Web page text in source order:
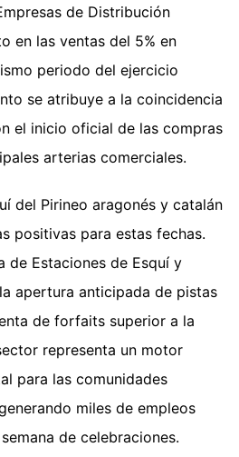
de Distribución
en las ventas del 5% en
periodo del ejercicio
se atribuye a la coincidencia
el inicio oficial de las compras
arterias comerciales.
del Pirineo aragonés y catalán
positivas para estas fechas.
de Estaciones de Esquí y
apertura anticipada de pistas
de forfaits superior a la
representa un motor
para las comunidades
miles de empleos
de celebraciones.